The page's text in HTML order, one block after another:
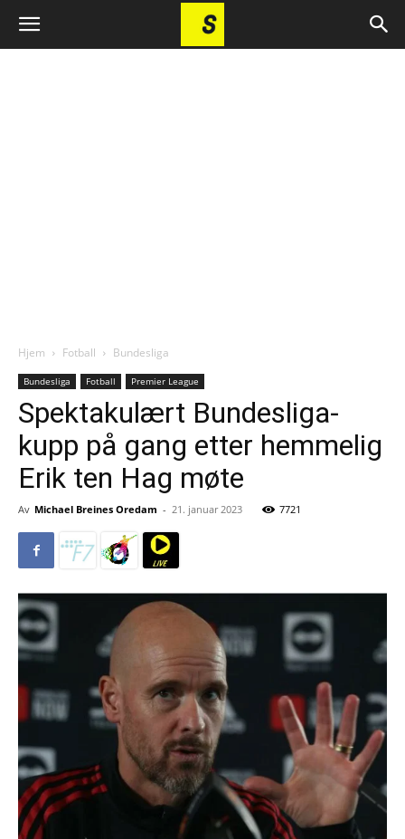
Hjem Fotball Bundesliga
Bundesliga Fotball Premier League
Spektakulært Bundesliga-
kupp på gang etter hemmelig
Erik ten Hag møte
Av Michael Breines Oredam - 21. januar 2023 7721